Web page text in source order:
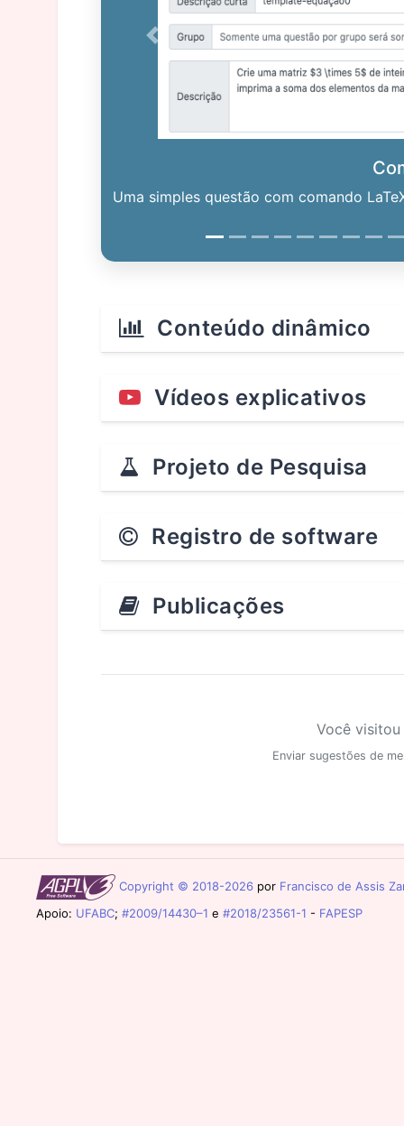
Uma simples questão com comando
Previous
Conteúdo dinâmico
Vídeos explicativos
Projeto de Pesquisa
Registro de software
Publicações
Você
Enviar sugestões de
Copyright © 2018-2026 por Francisco de Assis
Apoio: UFABC; #2009/14430–1 e #2018/23561-1 - FAPESP